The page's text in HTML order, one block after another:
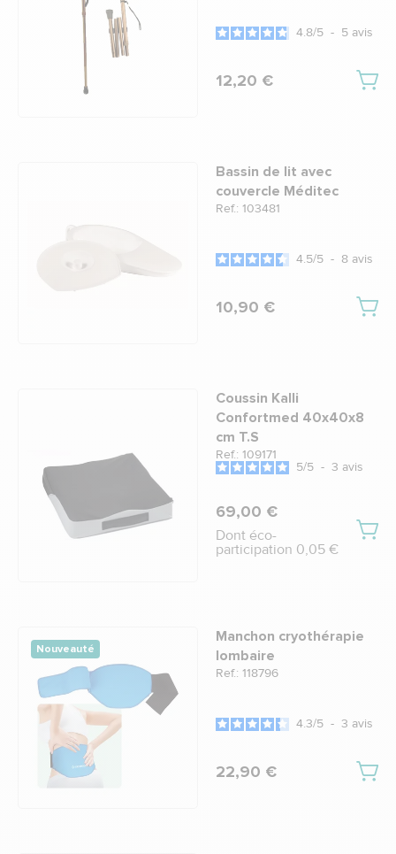
4.8/5 - 5 avis
12,20 €
Bassin de lit avec
couvercle Méditec
Ref.: 103481
4.5/5 - 8 avis
10,90 €
Coussin Kalli
Confortmed 40x40x8
cm T.S
Ref.: 109171
5/5 - 3 avis
69,00 €
Dont éco-
participation 0,05 €
Nouveauté
Manchon cryothérapie
lombaire
Ref.: 118796
4.3/5 - 3 avis
22,90 €